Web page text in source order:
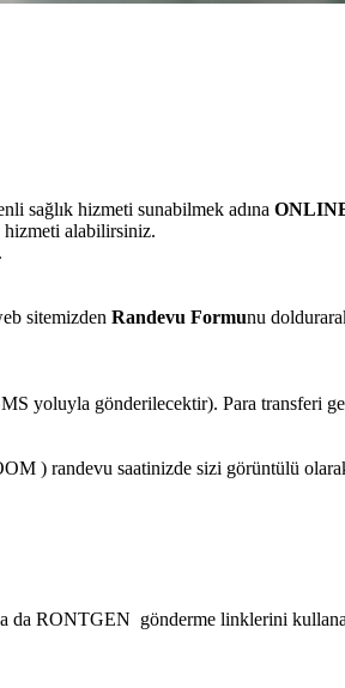
sağlık hizmeti sunabilmek adına
hizmeti alabilirsiniz.
sitemizden Randevu Formunu
yoluyla gönderilecektir). Para transferi
randevu saatinizde sizi görüntülü
da RONTGEN gönderme linklerini